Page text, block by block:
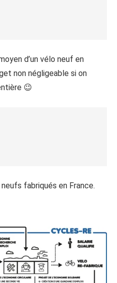
d’un vélo neuf en
non négligeable si on
😉
fabriqués en France.